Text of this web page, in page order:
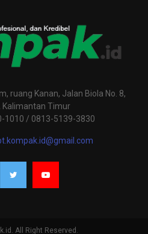
ruang Kanan, Jalan Biola No. 8,
Kalimantan Timur
1010 / 0813-5139-3830
All Right Reserved.